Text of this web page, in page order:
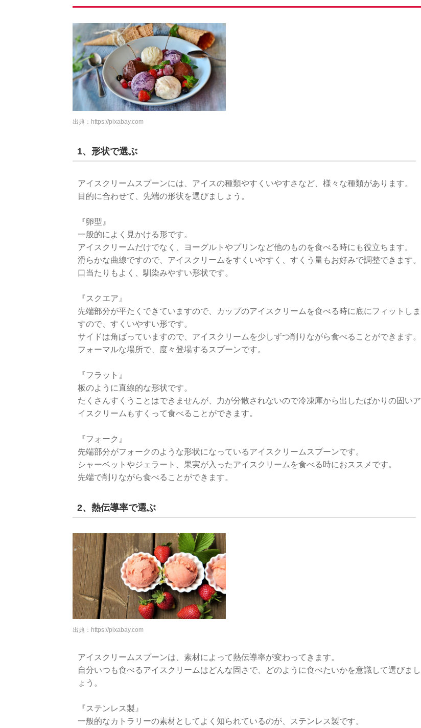
出典： https://pixabay.com
1、形状で選ぶ
アイスクリームスプーンには、アイスの種類やすくいやすさなど、様々な種類があります。
目的に合わせて、先端の形状を選びましょう。
『卵型』
一般的によく見かける形です。
アイスクリームだけでなく、ヨーグルトやプリンなど他のものを食べる時にも役立ちます。
滑らかな曲線ですので、アイスクリームをすくいやすく、すくう量もお好みで調整できます。
口当たりもよく、馴染みやすい形状です。
『スクエア』
先端部分が平たくできていますので、カップのアイスクリームを食べる時に底にフィットしま
すので、すくいやすい形です。
サイドは角ばっていますので、アイスクリームを少しずつ削りながら食べることができます。
フォーマルな場所で、度々登場するスプーンです。
『フラット』
板のように直線的な形状です。
たくさんすくうことはできませんが、力が分散されないので冷凍庫から出したばかりの固いア
イスクリームもすくって食べることができます。
『フォーク』
先端部分がフォークのような形状になっているアイスクリームスプーンです。
シャーベットやジェラート、果実が入ったアイスクリームを食べる時におススメです。
先端で削りながら食べることができます。
2、熱伝導率で選ぶ
出典： https://pixabay.com
アイスクリームスプーンは、素材によって熱伝導率が変わってきます。
自分いつも食べるアイスクリームはどんな固さで、どのように食べたいかを意識して選びまし
ょう。
『ステンレス製』
一般的なカトラリーの素材としてよく知られているのが、ステンレス製です。